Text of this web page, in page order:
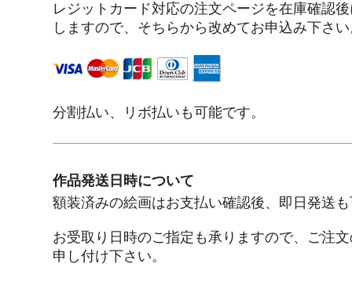
レジットカード対応の注文ページを在庫確認
しますので、そちらから改めてお申込み下さ
分割払い、リボ払いも可能です。
作品発送日時について
額装済みの絵画はお支払い確認後、即日発送
お受取り日時のご指定も承りますので、ご注
申し付け下さい。